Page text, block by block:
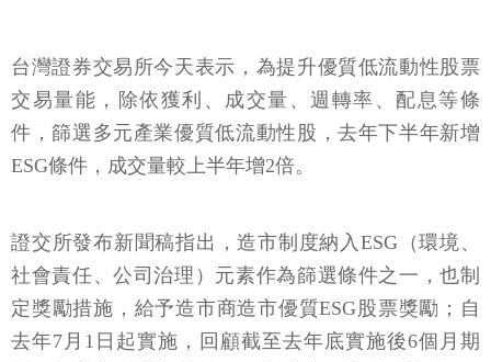
台灣證券交易所今天表示，為提升優質低流動性股票
交易量能，除依獲利、成交量、週轉率、配息等條
件，篩選多元產業優質低流動性股，去年下半年新增
ESG條件，成交量較上半年增2倍。
證交所發布新聞稿指出，造市制度納入ESG（環境、
社會責任、公司治理）元素作為篩選條件之一，也制
定獎勵措施，給予造市商造市優質ESG股票獎勵；自
去年7月1日起實施，回顧截至去年底實施後6個月期